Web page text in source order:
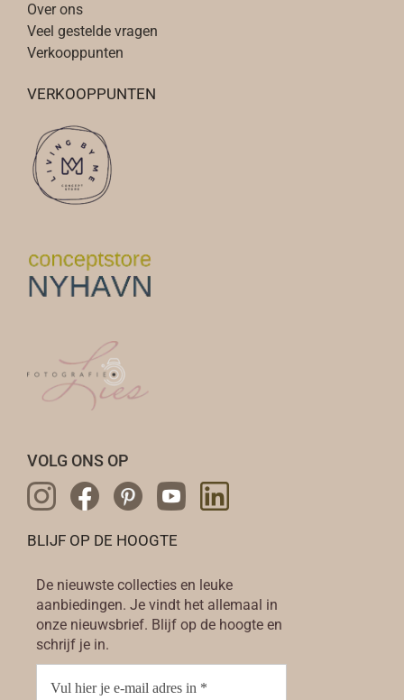
Over ons
Veel gestelde vragen
Verkooppunten
VERKOOPPUNTEN
VOLG ONS OP
BLIJF OP DE HOOGTE
De nieuwste collecties en leuke
aanbiedingen. Je vindt het allemaal in
onze nieuwsbrief. Blijf op de hoogte en
schrijf je in.